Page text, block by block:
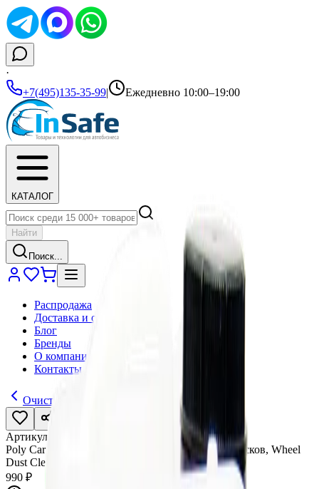
·
+7(495)135-35-99| Ежедневно 10:00–19:00
КАТАЛОГ
Найти
Поиск...
Распродажа
Доставка и оплата
Блог
Бренды
О компании
Контакты
Очистители дисков
Артикул:
Poly Car Care Средство для очистки колесных дисков, Wheel
Dust Cleaner, (конц.), 5л
990 ₽